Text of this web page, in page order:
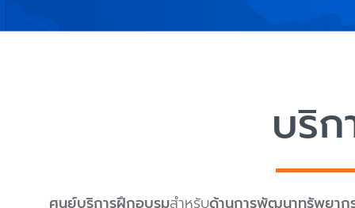
บริก
ศูนย์บริการฝึกอบรมสำหรับด้านการพัฒนาทรัพยาก